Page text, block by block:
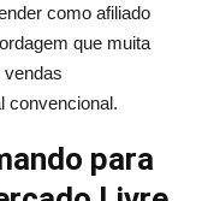
como afiliado
que muita
vendas
convencional.
para